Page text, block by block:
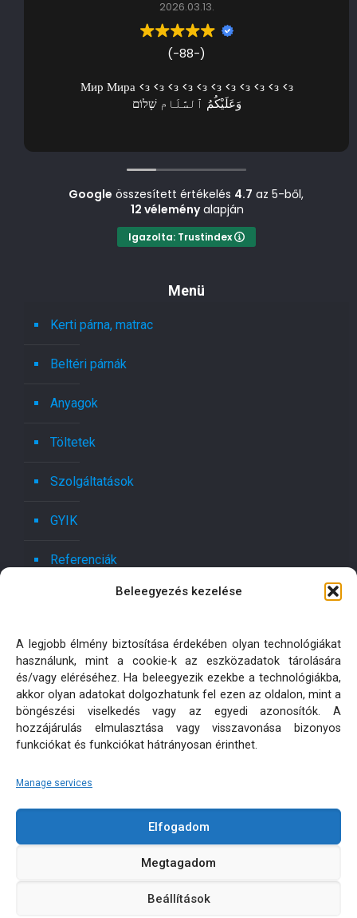
Beleegyezés kezelése
A legjobb élmény biztosítása érdekében olyan technológiákat
használunk, mint a cookie-k az eszközadatok tárolására
és/vagy eléréséhez. Ha beleegyezik ezekbe a technológiákba,
akkor olyan adatokat dolgozhatunk fel ezen az oldalon, mint a
böngészési viselkedés vagy az egyedi azonosítók. A
hozzájárulás elmulasztása vagy visszavonása bizonyos
funkciókat és funkciókat hátrányosan érinthet.
Manage services
Elfogadom
Megtagadom
Beállítások
2026.03.13.
(-88-)
Мир Мира <з <з <з <з <з <з <з <з <з <з <з
وَعَلَيْكُمُ ٱلسَّلَام שָׁלוֹם
Google összesített értékelés 4.7 az 5-ből,
12 véleményalapján
Igazolta: Trustindex
Menü
Kerti párna, matrac
Beltéri párnák
Anyagok
Töltetek
Szolgáltatások
GYIK
Referenciák
Ajánlatot kérek!
Oldaltérkép
Adatkezelési tájékoztatók
KÜLTÉRI PÁRNA MATRAC MÉRETRE KÉSZÍTÉS | MINDEN
JOG FENNTARTVA! © 2026